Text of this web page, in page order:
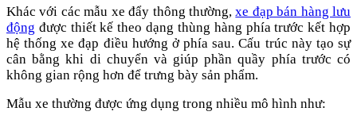
Khác với các mẫu xe đẩy thông thường,xe đạp bán hàng lưu
động được thiết kế theo dạng thùng hàng phía trước kết hợp
hệ thống xe đạp điều hướng ở phía sau. Cấu trúc này tạo sự
cân bằng khi di chuyển và giúp phần quầy phía trước có
không gian rộng hơn để trưng bày sản phẩm.
Mẫu xe thường được ứng dụng trong nhiều mô hình như: